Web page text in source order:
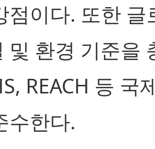
점이다. 또한 글
및 환경 기준을
REACH 등 국
수한다.